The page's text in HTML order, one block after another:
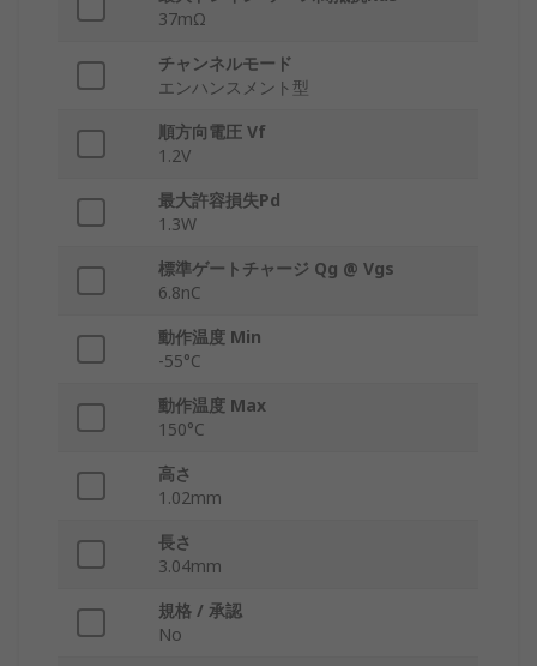
37mΩ
チャンネルモード
エンハンスメント型
順方向電圧 Vf
1.2V
最大許容損失Pd
1.3W
標準ゲートチャージ Qg @ Vgs
6.8nC
動作温度 Min
-55°C
動作温度 Max
150°C
高さ
1.02mm
長さ
3.04mm
規格 / 承認
No